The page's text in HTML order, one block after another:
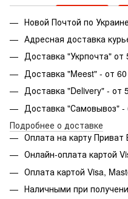
Новой Почтой по
Адресная доставка
Доставка "Укрпочта" от
Доставка "Meest" - от 60
Доставка "Delivery" - от
Доставка "Самовывоз" -
Подробнее о доставке
Оплата на карту Приват
Онлайн-оплата картой
Оплата картой Visa,
Наличными при